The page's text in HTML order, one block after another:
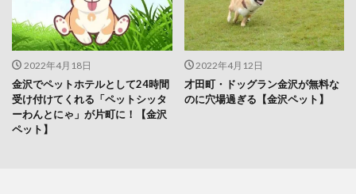
2022年4月18日
金沢でペットホテルとして24時間
受け付けてくれる「ペットシッタ
ーわんとにゃ」が片町に！【金沢
ペット】
2022年4月12日
才田町・ドッグラン金沢が無料な
のに穴場過ぎる【金沢ペット】